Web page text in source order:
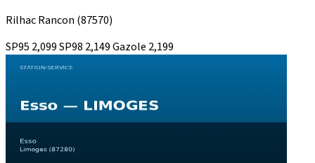
Rilhac Rancon (87570)
SP95 2,099SP98 2,149Gazole 2,199